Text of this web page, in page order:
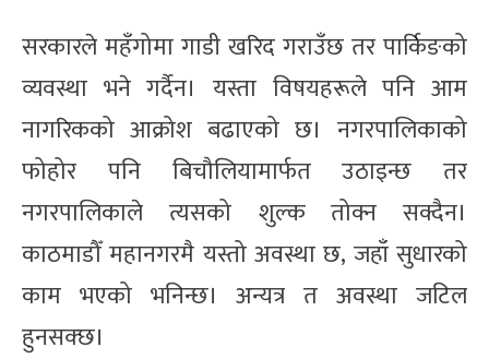
सरकारले महँगोमा गाडी खरिद गराउँछ तर पार्किङको
व्यवस्था भने गर्दैन। यस्ता विषयहरूले पनि आम
नागरिकको आक्रोश बढाएको छ। नगरपालिकाको
फोहोर पनि बिचौलियामार्फत उठाइन्छ तर
नगरपालिकाले त्यसको शुल्क तोक्न सक्दैन।
काठमाडौँ महानगरमै यस्तो अवस्था छ, जहाँ सुधारको
काम भएको भनिन्छ। अन्यत्र त अवस्था जटिल
हुनसक्छ।